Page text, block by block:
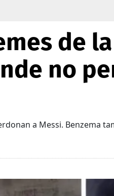
de
no
a Messi. Benzema